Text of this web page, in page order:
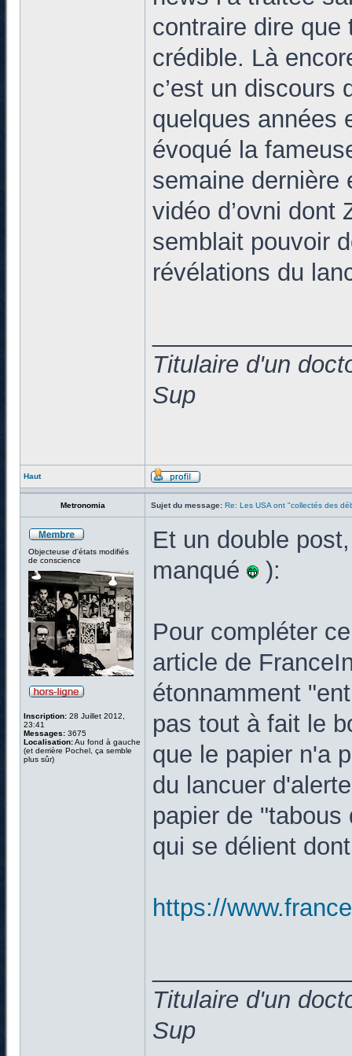
contraire dire
crédible. Là
c’est un discours
quelques années
évoqué la
semaine dernière
vidéo d’ovni dont
semblait pouvoir
révélations du
Titulaire d'un
Sup
Haut
Metronomia Sujet du message: Re: Les USA ont "collectés des
Objecteuse d'états modifiés
de conscience
Inscription: 28 Juillet 2012,
23:41
Messages: 3675
Localisation:Au fond à gauche
(et derrière Pochel, ça semble
plus sûr)
Et un double
manqué
):
Pour compléter
article de
étonnamment
pas tout à fait le
que le papier n'a
du lancuer
papier de
qui se délient
https://
Titulaire d'un
Sup